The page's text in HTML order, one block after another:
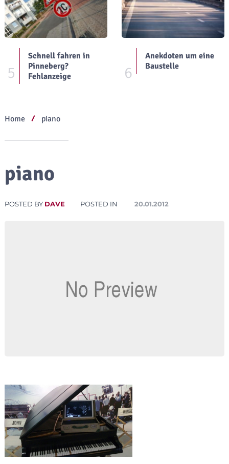
5
Schnell fahren in
Pinneberg?
Fehlanzeige
6
Anekdoten um eine
Baustelle
Home piano
piano
POSTED BY DAVE POSTED IN 20.01.2012